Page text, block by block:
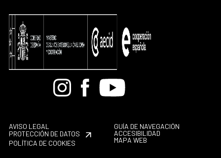
BandcampInstagramFacebook
Youtube
AVISO LEGAL
PROTECCIÓN DE DATOS
POLÍTICA DE COOKIES
GUÍA DE NAVEGACIÓN
ACCESIBILIDAD
MAPA WEB